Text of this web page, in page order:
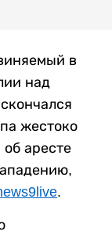
в
над
жестоко
аресте
.